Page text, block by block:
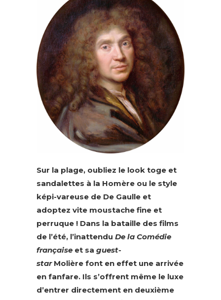
Sur la plage, oubliez le look toge et
sandalettes à la Homère ou le style
képi-vareuse de De Gaulle et
adoptez vite moustache fine et
perruque ! Dans la bataille des films
de l’été, l’inattendu De la Comédie
française et sa guest-
starMolière font en effet une arrivée
en fanfare. Ils s’offrent même le luxe
d’entrer directement en deuxième